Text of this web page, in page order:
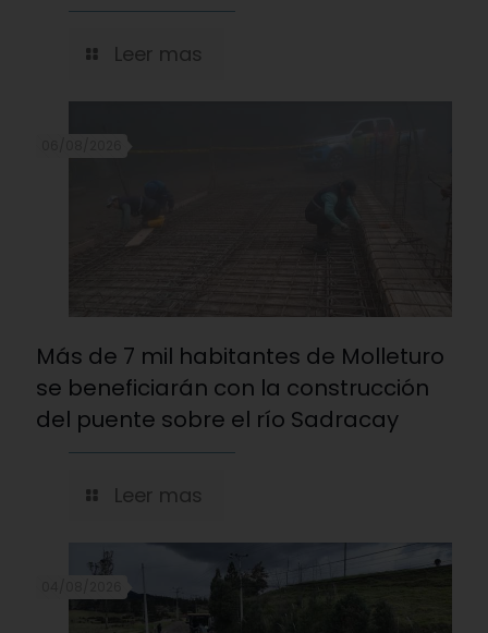
Leer mas
Más de 7 mil habitantes de Molleturo
se beneficiarán con la construcción
del puente sobre el río Sadracay
Leer mas